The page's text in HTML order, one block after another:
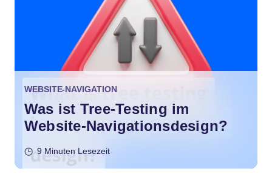
WEBSITE-NAVIGATION
Was ist Tree-Testing im
Website-Navigationsdesign?
9 Minuten Lesezeit